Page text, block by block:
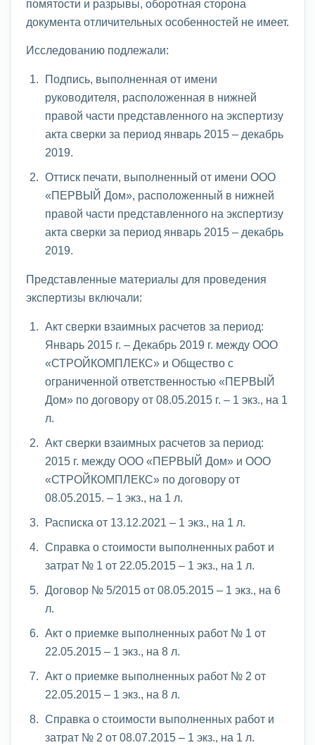
помятости и разрывы, оборотная сторона
документа отличительных особенностей не имеет.
Исследованию подлежали:
Подпись, выполненная от имени
руководителя, расположенная в нижней
правой части представленного на экспертизу
акта сверки за период январь 2015 – декабрь
2019.
Оттиск печати, выполненный от имени ООО
«ПЕРВЫЙ Дом», расположенный в нижней
правой части представленного на экспертизу
акта сверки за период январь 2015 – декабрь
2019.
Представленные материалы для проведения
экспертизы включали:
Акт сверки взаимных расчетов за период:
Январь 2015 г. – Декабрь 2019 г. между ООО
«СТРОЙКОМПЛЕКС» и Общество с
ограниченной ответственностью «ПЕРВЫЙ
Дом» по договору от 08.05.2015 г. – 1 экз., на 1
л.
Акт сверки взаимных расчетов за период:
2015 г. между ООО «ПЕРВЫЙ Дом» и ООО
«СТРОЙКОМПЛЕКС» по договору от
08.05.2015. – 1 экз., на 1 л.
Расписка от 13.12.2021 – 1 экз., на 1 л.
Справка о стоимости выполненных работ и
затрат № 1 от 22.05.2015 – 1 экз., на 1 л.
Договор № 5/2015 от 08.05.2015 – 1 экз., на 6
л.
Акт о приемке выполненных работ № 1 от
22.05.2015 – 1 экз., на 8 л.
Акт о приемке выполненных работ № 2 от
22.05.2015 – 1 экз., на 8 л.
Справка о стоимости выполненных работ и
затрат № 2 от 08.07.2015 – 1 экз., на 1 л.